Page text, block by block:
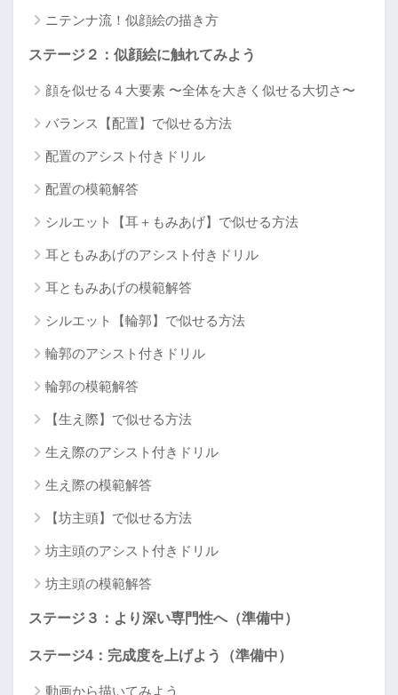
ニテンナ流！似顔絵の描き方
ステージ２：似顔絵に触れてみよう
顔を似せる４大要素 〜全体を大きく似せる大切さ〜
バランス【配置】で似せる方法
配置のアシスト付きドリル
配置の模範解答
シルエット【耳＋もみあげ】で似せる方法
耳ともみあげのアシスト付きドリル
耳ともみあげの模範解答
シルエット【輪郭】で似せる方法
輪郭のアシスト付きドリル
輪郭の模範解答
【生え際】で似せる方法
生え際のアシスト付きドリル
生え際の模範解答
【坊主頭】で似せる方法
坊主頭のアシスト付きドリル
坊主頭の模範解答
ステージ３：より深い専門性へ（準備中）
ステージ4：完成度を上げよう（準備中）
動画から描いてみよう